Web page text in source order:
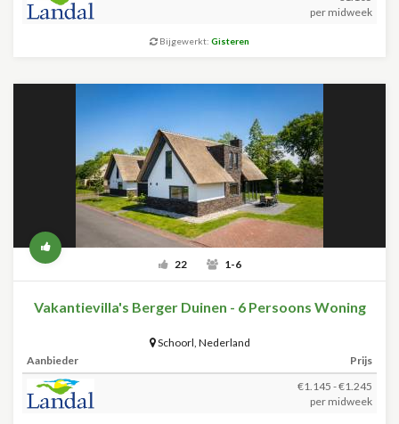
per midweek
Bijgewerkt: Gisteren
22 1-6
Vakantievilla's Berger Duinen - 6 Persoons Woning
Schoorl, Nederland
Aanbieder
Prijs
€1.145 - €1.245
per midweek